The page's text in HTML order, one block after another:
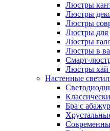
Люстры
Люстры
Люстры
Люстры для
Люстры
Люстры в
Смарт-
Люстры хай
Настенные
Бра с